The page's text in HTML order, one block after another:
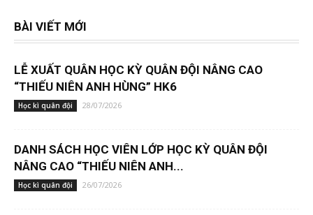
BÀI VIẾT MỚI
LỄ XUẤT QUÂN HỌC KỲ QUÂN ĐỘI NÂNG CAO
“THIẾU NIÊN ANH HÙNG” HK6
Học kì quân đội 28/07/2026
DANH SÁCH HỌC VIÊN LỚP HỌC KỲ QUÂN ĐỘI
NÂNG CAO “THIẾU NIÊN ANH...
Học kì quân đội 26/07/2026